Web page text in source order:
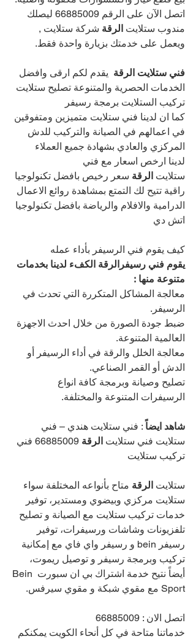
اتصل الآن على الرقم 66885009 ليصلك
مندوب ستلايت الرقة شركة ستلايت ,
ويعمل على خدمتك بزيارة واحدة فقط.
فني ستلايت الرقة يقدم لكم ارقى وافضل
الخدمات الحصرية والمتنوعة تصليح ستلايت
تركيب الستلايت برمجة رسيفر
كما ان لدينا فني ستلايت متميزين ومتفوقين
في اعمالهم في الصيانة والتركيب للدش
المركزي والعادي بشهادة جميع العملاء
لدينا ارخص اسعار مع فني
ستلايت الرقة سعر رخيص بافضل تكنولوجيا
راقية تتيح لك التمتع بمشاهدة روائع الاعمال
الدرامية والافلام والرياضة بافضل تكنولوجيا
اتش دي
كيف يقوم فني الرسيفر بأداء عمله
يقوم فني رسيفرالرقة الكفء لدينا بخدمات
متنوعة منها :
معالجة المشاكل المتكررة التي تحدث في
الرسيفر.
ضبط جودة الصورة من خلال احدث الاجهزة
العالمية المتنوعة.
معالجة الخلل والرقة في أداء الرسيفر أو
الدش أو القمر الصناعي.
تصليح وصيانة وبرمجة كافة انواع
الرسيفرات المتنوعة والمختلفة.
شاهد ايضاً : فني ستلايت هندي – فني
ستلايت فني ستلايت الرقة 66885009 فني
تركيب ستلايت
ستلايت الرقة متاح بأنواعه المختلفة سواء
ستلايت مركزي وبيضوي ومستدير، توفير
خدمات تركيب ستلايت مع الصيانة و تصليح
تلفزيونات وشاشات ورسيفرات، توفير
رسيفر bein و رسيفر واي فاي مع إمكانية
تركيب وبرمجة رسيفر و توصيل ريموت،
أيضاً نتيح خدمة اشتراك بي ان سبورت Bein
Sport مع مقوي شبكة و مقوي سيرفس.
اتصل الان : 66885009
خدماتنا متاحة في كل أنحاء الكويت يمكنكم